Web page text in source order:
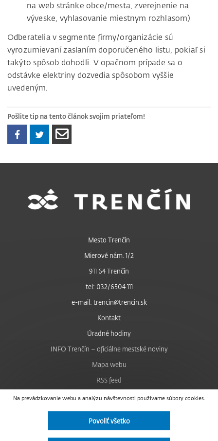
na web stránke obce/mesta, zverejnenie na
výveske, vyhlasovanie miestnym rozhlasom)
Odberatelia v segmente firmy/organizácie sú
vyrozumievaní zaslaním doporučeného listu, pokiaľ si
takýto spôsob dohodli. V opačnom prípade sa o
odstávke elektriny dozvedia spôsobom vyššie
uvedeným.
Pošlite tip na tento článok svojim priateľom!
Na prevádzkovanie webu a analýzu návštevnosti používame súbory cookies.
Povoliť všetko
Mesto Trenčín
Mierové nám. 1/2
911 64 Trenčín
tel: 032/6504 111
e-mail: trencin@trencin.sk
Kontakt
Úradné hodiny
INFO Trenčín – oficiálne mestské noviny
Mapa webu
RSS feed
Nastavenie cookies
Facebook